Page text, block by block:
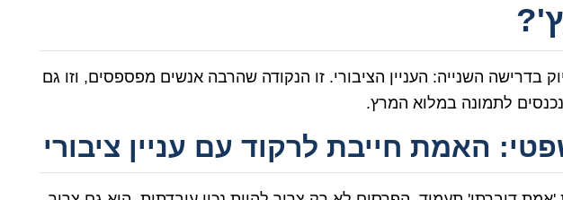
בדרישה השנייה: העניין הציבורי. זו הנקודה שהרבה אנשים מפספסים, וזו גם
לתמונה במלוא המרץ.
האמת חייבת לרקוד עם עניין ציבורי